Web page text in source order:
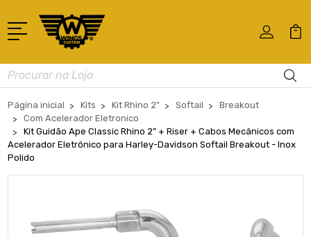
Busca
Página inicial Kits Kit Rhino 2" Softail
Breakout
Com Acelerador Eletronico
Kit Guidão Ape Classic Rhino 2” + Riser + Cabos Mecânicos com
Acelerador Eletrônico para Harley-Davidson Softail Breakout - Inox
Polido